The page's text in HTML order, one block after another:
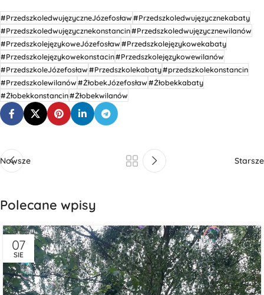
#PrzedszkoledwujęzyczneJózefosław#Przedszkoledwujęzycznekabaty
#Przedszkoledwujęzycznekonstancin#Przedszkoledwujęzycznewilanów
#PrzedszkolejęzykoweJózefosław#Przedszkolejęzykowekabaty
#Przedszkolejęzykowekonstacin#Przedszkolejęzykowewilanów
#PrzedszkoleJózefosław#Przedszkolekabaty#przedszkolekonstancin
#Przedszkolewilanów#ŻłobekJózefosław#Żłobekkabaty
#Żłobekkonstancin#Żłobekwilanów
Nowsze Starsze
Polecane wpisy
07
SIE